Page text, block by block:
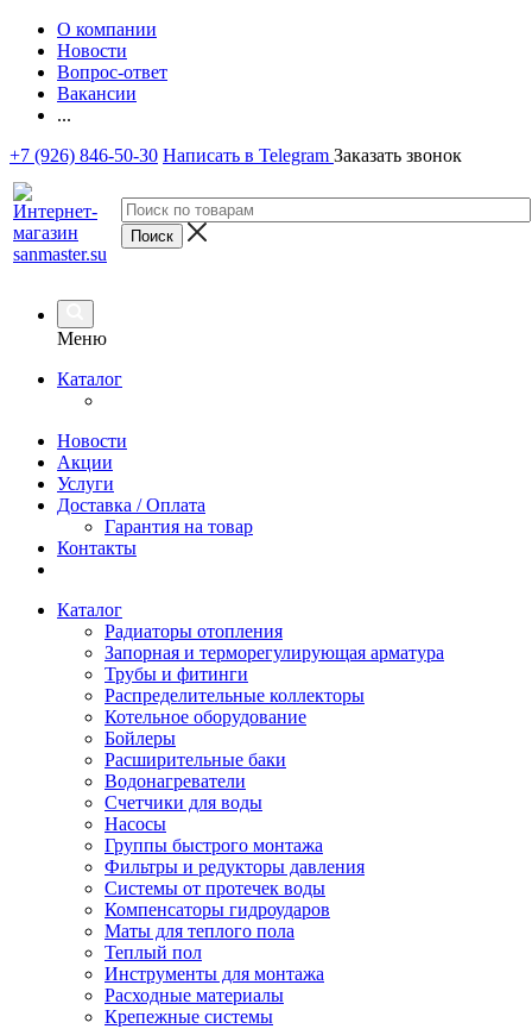
О компании
Новости
Вопрос-ответ
Вакансии
...
+7 (926) 846-50-30 Написать в Telegram Заказать звонок
Меню
Каталог
Новости
Акции
Услуги
Доставка / Оплата
Гарантия на товар
Контакты
Каталог
Радиаторы отопления
Запорная и терморегулирующая арматура
Трубы и фитинги
Распределительные коллекторы
Котельное оборудование
Бойлеры
Расширительные баки
Водонагреватели
Счетчики для воды
Насосы
Группы быстрого монтажа
Фильтры и редукторы давления
Системы от протечек воды
Компенсаторы гидроударов
Маты для теплого пола
Теплый пол
Инструменты для монтажа
Расходные материалы
Крепежные системы